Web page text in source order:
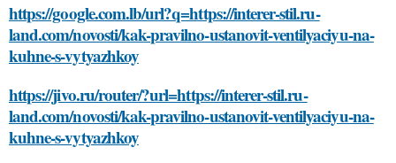
https://google.com.lb/url?q=https://interer-stil.ru-
land.com/novosti/kak-pravilno-ustanovit-ventilyaciyu-na-
kuhne-s-vytyazhkoy
https://jivo.ru/router/?url=https://interer-stil.ru-
land.com/novosti/kak-pravilno-ustanovit-ventilyaciyu-na-
kuhne-s-vytyazhkoy